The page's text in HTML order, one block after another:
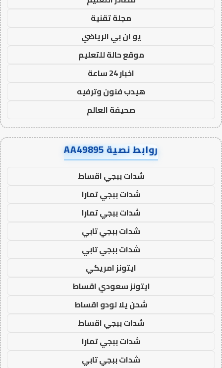
مجلة تقنية
يو ان بي الرياضي
موقع حالة للتعليم
اخبار 24 ساعة
هيدب فنون وترفيه
صحيفة العالم
روابط نصية AA49895
شدات ببجي اقساط
شدات ببجي تمارا
شدات ببجي تمارا
شدات ببجي تابي
شدات ببجي تابي
ايتونز امريكي
ايتونز سعودي اقساط
شحن يلا لودو اقساط
شدات ببجي اقساط
شدات ببجي تمارا
شدات ببجي تابي